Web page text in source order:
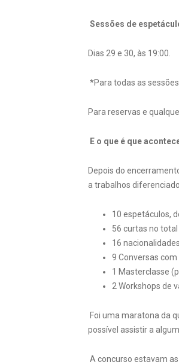
Sessões de
Dias 29 e 30, às 19:00.
*Para todas as
Para reservas e
E o que é que
Depois do
a trabalhos
10 espetáculos,
56 curtas no
16
9 Conversas
1 Masterclasse
2 Workshops de
Foi uma maratona da
possível assistir a
A concurso estavam